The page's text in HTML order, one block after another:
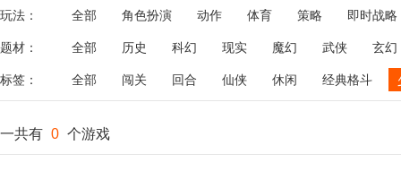
玩法： 全部 角色扮演 动作 体育 策略
即时战略
飞行
恋爱 第三人称射击 棋类 牌类 麻将
题材： 全部 历史 科幻 现实 魔幻 武侠 玄幻
标签： 全部 闯关 回合 仙侠 休闲 经典格斗
一共有 0 个游戏